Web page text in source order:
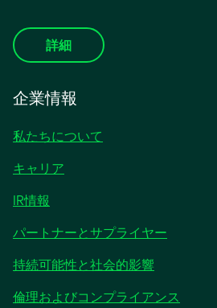
詳細
企業情報
私たちについて
キャリア
IR情報
パートナーとサプライヤー
持続可能性と社会的影響
倫理およびコンプライアンス